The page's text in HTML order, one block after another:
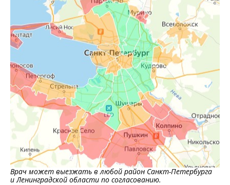
Врач может выезжать в любой район Санкт-Петербурга
и Ленинградской области по согласованию.